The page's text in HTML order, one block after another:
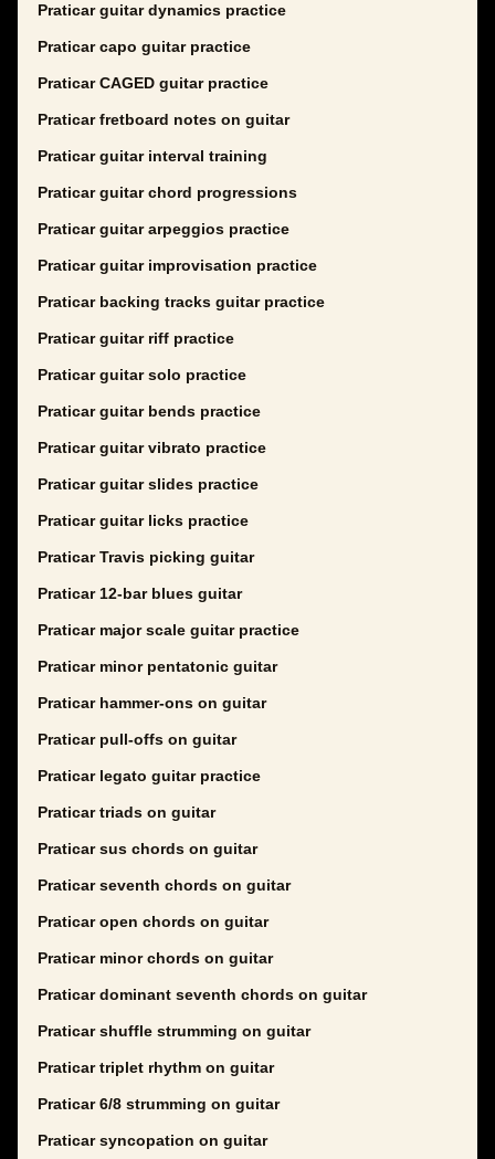
Praticar guitar dynamics practice
Praticar capo guitar practice
Praticar CAGED guitar practice
Praticar fretboard notes on guitar
Praticar guitar interval training
Praticar guitar chord progressions
Praticar guitar arpeggios practice
Praticar guitar improvisation practice
Praticar backing tracks guitar practice
Praticar guitar riff practice
Praticar guitar solo practice
Praticar guitar bends practice
Praticar guitar vibrato practice
Praticar guitar slides practice
Praticar guitar licks practice
Praticar Travis picking guitar
Praticar 12-bar blues guitar
Praticar major scale guitar practice
Praticar minor pentatonic guitar
Praticar hammer-ons on guitar
Praticar pull-offs on guitar
Praticar legato guitar practice
Praticar triads on guitar
Praticar sus chords on guitar
Praticar seventh chords on guitar
Praticar open chords on guitar
Praticar minor chords on guitar
Praticar dominant seventh chords on guitar
Praticar shuffle strumming on guitar
Praticar triplet rhythm on guitar
Praticar 6/8 strumming on guitar
Praticar syncopation on guitar